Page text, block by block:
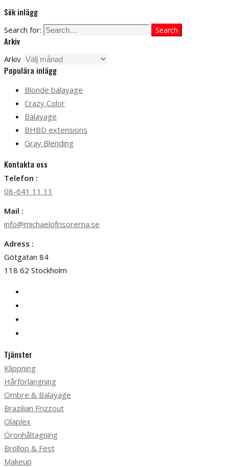
Sök inlägg
Search for: Search
Arkiv
Arkiv
Populära inlägg
Blonde balayage
Crazy Color
Balayage
BHBD extensions
Gray Blending
Kontakta oss
Telefon :
08-641 11 11
Mail :
info@michaelofrisorerna.se
Adress :
Götgatan 84
118 62 Stockholm
Tjänster
Klippning
Hårförlängning
Ombre & Balayage
Brazilian Frizzout
Olaplex
Öronhåltagning
Bröllop & Fest
Makeup